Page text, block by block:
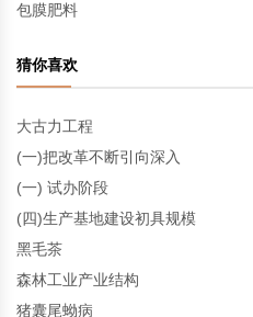
包膜肥料
猜你喜欢
大古力工程
(一)把改革不断引向深入
(一) 试办阶段
(四)生产基地建设初具规模
黑毛茶
森林工业产业结构
猪囊尾蚴病